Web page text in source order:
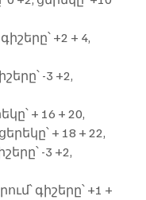
+2 + 4,
-3 +2,
+ 16 + 20,
+ 18 + 22,
-3 +2,
գիշերը՝ +1 +